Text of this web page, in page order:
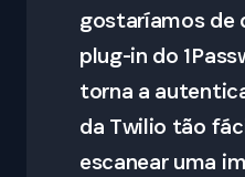
gostaríamos de
plug-in do
torna a
da Twilio tão
escanear uma